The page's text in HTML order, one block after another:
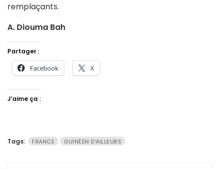
remplaçants.
A. Diouma Bah
Partager :
Facebook X
J’aime ça :
Tags: FRANCE GUINÉEN D'AILLEURS